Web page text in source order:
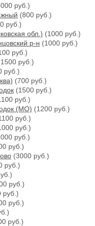
руб.)
(800 руб.)
руб.)
обл.) (1000 руб.)
р-н (1000 руб.)
руб.)
руб.)
руб.)
(700 руб.)
(1500 руб.)
руб.)
(МО) (1200 руб.)
руб.)
руб.)
руб.)
руб.)
(3000 руб.)
руб.)
руб.)
руб.)
руб.)
руб.)